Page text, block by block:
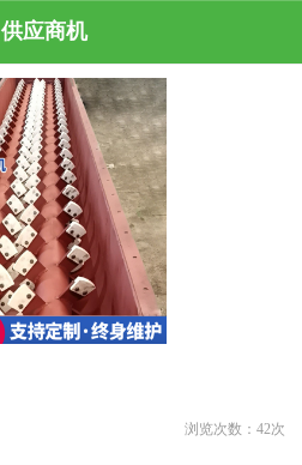
供应商机
浏览次数： 42次